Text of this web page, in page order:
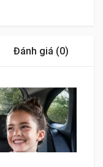
Đánh giá (0)